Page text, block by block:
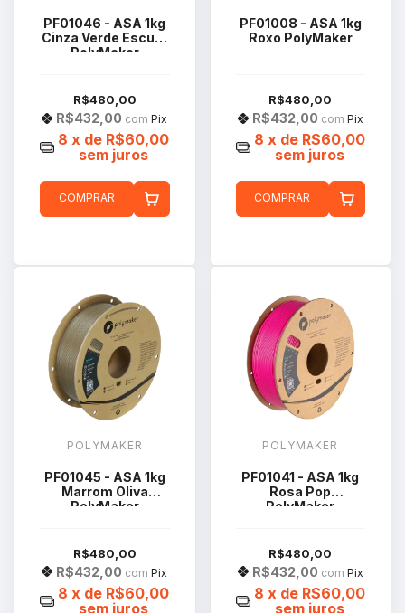
PF01046 - ASA 1kg
Cinza Verde Escuro
PolyMaker
R$480,00
R$432,00 com Pix
8 x de R$60,00
sem juros
COMPRAR
PF01008 - ASA 1kg
Roxo PolyMaker
R$480,00
R$432,00 com Pix
8 x de R$60,00
sem juros
COMPRAR
POLYMAKER
PF01045 - ASA 1kg
Marrom Oliva
PolyMaker
R$480,00
R$432,00 com Pix
8 x de R$60,00
sem juros
POLYMAKER
PF01041 - ASA 1kg
Rosa Pop
PolyMaker
R$480,00
R$432,00 com Pix
8 x de R$60,00
sem juros